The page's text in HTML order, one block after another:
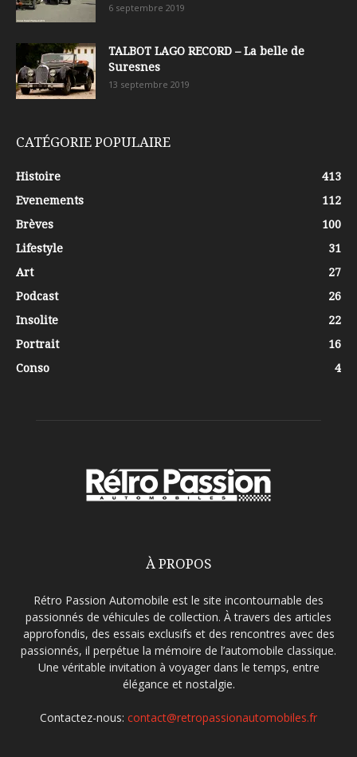
6 septembre 2019
TALBOT LAGO RECORD – La belle de
Suresnes
13 septembre 2019
CATÉGORIE POPULAIRE
Histoire
413
Evenements
112
Brèves
100
Lifestyle
31
Art
27
Podcast
26
Insolite
22
Portrait
16
Conso
4
À PROPOS
Rétro Passion Automobile est le site incontournable des
passionnés de véhicules de collection. À travers des articles
approfondis, des essais exclusifs et des rencontres avec des
passionnés, il perpétue la mémoire de l’automobile classique.
Une véritable invitation à voyager dans le temps, entre
élégance et nostalgie.
Contactez-nous: contact@retropassionautomobiles.fr